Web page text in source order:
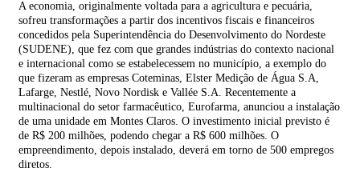
A economia, originalmente voltada para a agricultura e pecuária,
sofreu transformações a partir dos incentivos fiscais e financeiros
concedidos pela Superintendência do Desenvolvimento do Nordeste
(SUDENE), que fez com que grandes indústrias do contexto nacional
e internacional como se estabelecessem no município, a exemplo do
que fizeram as empresas Coteminas, Elster Medição de Água S.A,
Lafarge, Nestlé, Novo Nordisk e Vallée S.A. Recentemente a
multinacional do setor farmacêutico, Eurofarma, anunciou a instalação
de uma unidade em Montes Claros. O investimento inicial previsto é
de R$ 200 milhões, podendo chegar a R$ 600 milhões. O
empreendimento, depois instalado, deverá em torno de 500 empregos
diretos.